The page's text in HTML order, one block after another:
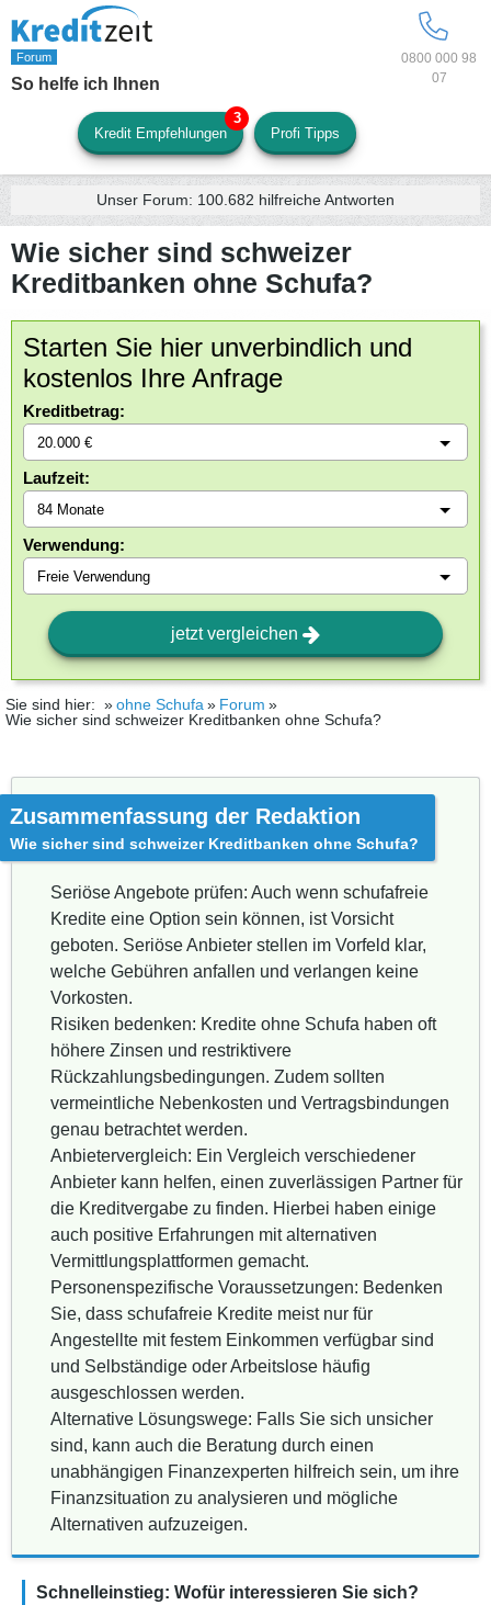
0800 000 98
07
So helfe ich Ihnen
Kredit Empfehlungen Profi Tipps
Unser Forum: 100.682 hilfreiche Antworten
Wie sicher sind schweizer
Kreditbanken ohne Schufa?
Starten Sie hier unverbindlich und
kostenlos Ihre Anfrage
Kreditbetrag:
Laufzeit:
Verwendung:
jetzt vergleichen
Sie sind hier: ohne Schufa
Forum
Wie sicher sind schweizer Kreditbanken ohne Schufa?
Zusammenfassung der Redaktion
Wie sicher sind schweizer Kreditbanken ohne Schufa?
Seriöse Angebote prüfen: Auch wenn schufafreie
Kredite eine Option sein können, ist Vorsicht
geboten. Seriöse Anbieter stellen im Vorfeld klar,
welche Gebühren anfallen und verlangen keine
Vorkosten.
Risiken bedenken: Kredite ohne Schufa haben oft
höhere Zinsen und restriktivere
Rückzahlungsbedingungen. Zudem sollten
vermeintliche Nebenkosten und Vertragsbindungen
genau betrachtet werden.
Anbietervergleich: Ein Vergleich verschiedener
Anbieter kann helfen, einen zuverlässigen Partner für
die Kreditvergabe zu finden. Hierbei haben einige
auch positive Erfahrungen mit alternativen
Vermittlungsplattformen gemacht.
Personenspezifische Voraussetzungen: Bedenken
Sie, dass schufafreie Kredite meist nur für
Angestellte mit festem Einkommen verfügbar sind
und Selbständige oder Arbeitslose häufig
ausgeschlossen werden.
Alternative Lösungswege: Falls Sie sich unsicher
sind, kann auch die Beratung durch einen
unabhängigen Finanzexperten hilfreich sein, um ihre
Finanzsituation zu analysieren und mögliche
Alternativen aufzuzeigen.
Schnelleinstieg: Wofür interessieren Sie sich?